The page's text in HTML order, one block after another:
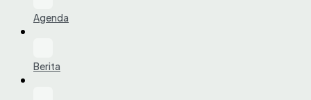
Agenda
Berita